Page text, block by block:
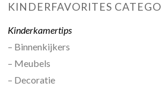
KINDERFAVORITES
Kinderkamertips
– Binnenkijkers
– Meubels
– Decoratie